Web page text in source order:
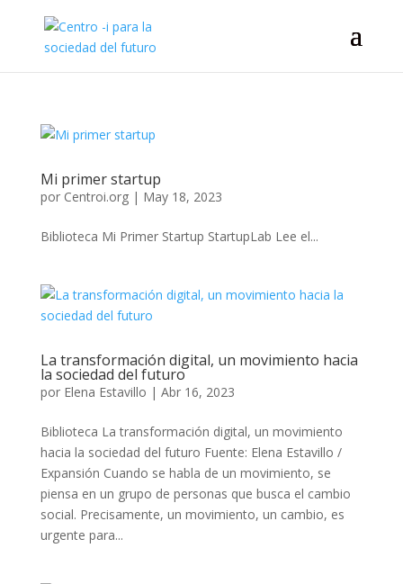
Mi primer startup
por Centroi.org| May 18, 2023
Biblioteca Mi Primer Startup StartupLab Lee el...
La transformación digital, un movimiento hacia
la sociedad del futuro
por Elena Estavillo | Abr 16, 2023
Biblioteca La transformación digital, un movimiento
hacia la sociedad del futuro Fuente: Elena Estavillo /
Expansión Cuando se habla de un movimiento, se
piensa en un grupo de personas que busca el cambio
social. Precisamente, un movimiento, un cambio, es
urgente para...